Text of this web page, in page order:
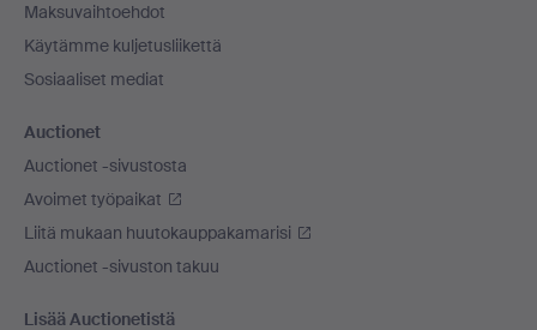
Maksuvaihtoehdot
Käytämme kuljetusliikettä
Sosiaaliset mediat
Auctionet
Auctionet -sivustosta
Avoimet työpaikat
Liitä mukaan huutokauppakamarisi
Auctionet -sivuston takuu
Lisää Auctionetistä